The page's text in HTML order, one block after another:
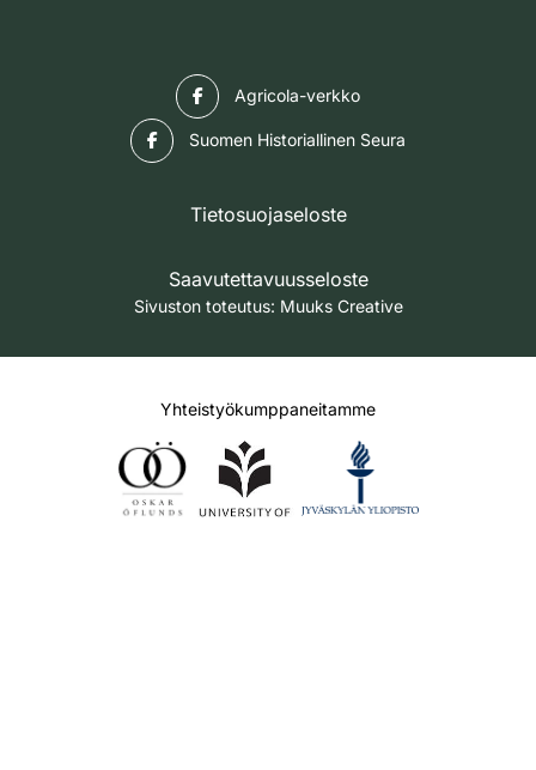
Agricola-verkko
Suomen Historiallinen Seura
Tietosuojaseloste
Saavutettavuusseloste
Sivuston toteutus: Muuks Creative
Yhteistyökumppaneitamme